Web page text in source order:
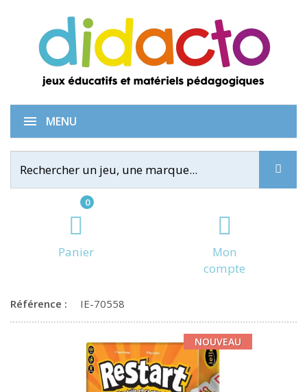
0
Panier
Mon
compte
MENU
Restart
Référence : IE-70558
NOUVEAU